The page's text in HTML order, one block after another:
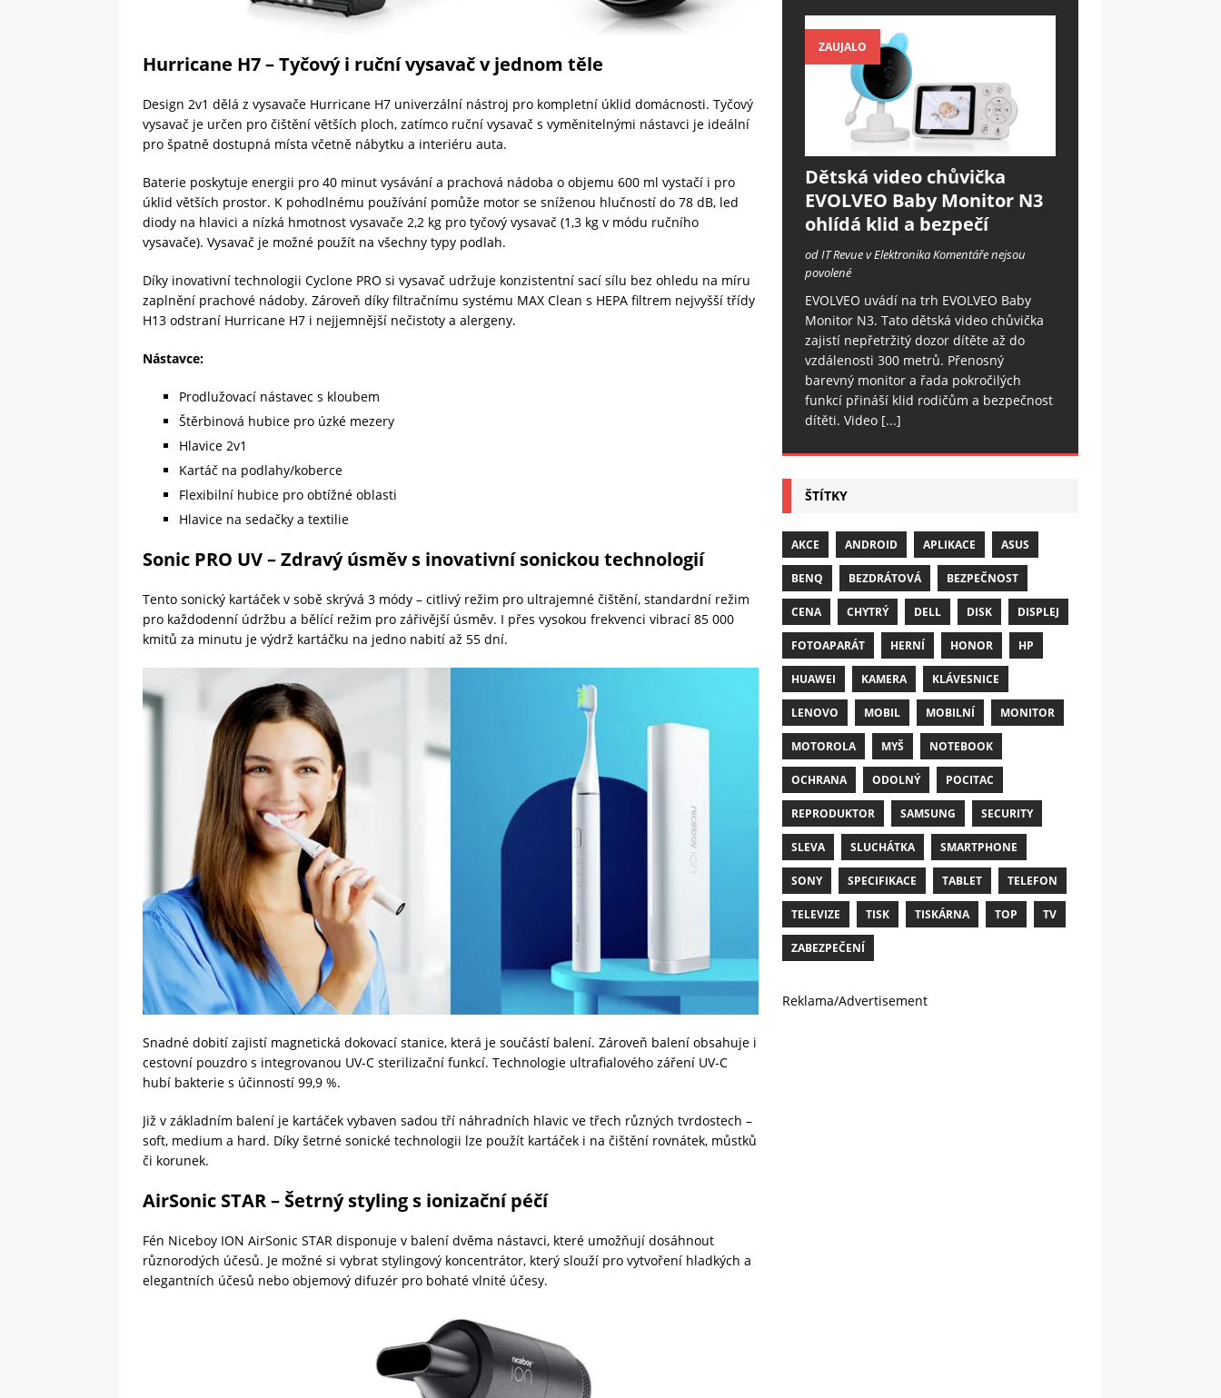
Hurricane H7 – Tyčový i ruční vysavač v jednom těle
Design 2v1 dělá z vysavače Hurricane H7 univerzální nástroj pro kompletní úklid domácnosti. Tyčový
vysavač je určen pro čištění větších ploch, zatímco ruční vysavač s vyměnitelnými nástavci je ideální
pro špatně dostupná místa včetně nábytku a interiéru auta.
Baterie poskytuje energii pro 40 minut vysávání a prachová nádoba o objemu 600 ml vystačí i pro
úklid větších prostor. K pohodlnému používání pomůže motor se sníženou hlučností do 78 dB, led
diody na hlavici a nízká hmotnost vysavače 2,2 kg pro tyčový vysavač (1,3 kg v módu ručního
vysavače). Vysavač je možné použít na všechny typy podlah.
Díky inovativní technologii Cyclone PRO si vysavač udržuje konzistentní sací sílu bez ohledu na míru
zaplnění prachové nádoby. Zároveň díky filtračnímu systému MAX Clean s HEPA filtrem nejvyšší třídy
H13 odstraní Hurricane H7 i nejjemnější nečistoty a alergeny.
Nástavce:
Prodlužovací nástavec s kloubem
Štěrbinová hubice pro úzké mezery
Hlavice 2v1
Kartáč na podlahy/koberce
Flexibilní hubice pro obtížné oblasti
Hlavice na sedačky a textilie
Sonic PRO UV – Zdravý úsměv s inovativní sonickou technologií
Tento sonický kartáček v sobě skrývá 3 módy – citlivý režim pro ultrajemné čištění, standardní režim
pro každodenní údržbu a bělící režim pro zářivější úsměv. I přes vysokou frekvenci vibrací 85 000
kmitů za minutu je výdrž kartáčku na jedno nabití až 55 dní.
Snadné dobití zajistí magnetická dokovací stanice, která je součástí balení. Zároveň balení obsahuje i
cestovní pouzdro s integrovanou UV-C sterilizační funkcí. Technologie ultrafialového záření UV-C
hubí bakterie s účinností 99,9 %.
Již v základním balení je kartáček vybaven sadou tří náhradních hlavic ve třech různých tvrdostech –
soft, medium a hard. Díky šetrné sonické technologii lze použít kartáček i na čištění rovnátek, můstků
či korunek.
AirSonic STAR – Šetrný styling s ionizační péčí
Fén Niceboy ION AirSonic STAR disponuje v balení dvěma nástavci, které umožňují dosáhnout
různorodých účesů. Je možné si vybrat stylingový koncentrátor, který slouží pro vytvoření hladkých a
elegantních účesů nebo objemový difuzér pro bohaté vlnité účesy.
ZAUJALO
Dětská video chůvička
EVOLVEO Baby Monitor N3
ohlídá klid a bezpečí
od IT Revue v ElektronikaKomentáře nejsou
povolené
EVOLVEO uvádí na trh EVOLVEO Baby
Monitor N3. Tato dětská video chůvička
zajistí nepřetržitý dozor dítěte až do
vzdálenosti 300 metrů. Přenosný
barevný monitor a řada pokročilých
funkcí přináší klid rodičům a bezpečnost
dítěti. Video [...]
ŠTÍTKY
AKCE ANDROID APLIKACE ASUS
BENQ BEZDRÁTOVÁ BEZPEČNOST
CENA CHYTRÝ DELL DISK DISPLEJ
FOTOAPARÁT HERNÍ HONOR HP
HUAWEI KAMERA KLÁVESNICE
LENOVO MOBIL MOBILNÍ MONITOR
MOTOROLA MYŠ NOTEBOOK
OCHRANA ODOLNÝ POCITAC
REPRODUKTOR SAMSUNG SECURITY
SLEVA SLUCHÁTKA SMARTPHONE
SONY SPECIFIKACE TABLET TELEFON
TELEVIZE TISK TISKÁRNA TOP TV
ZABEZPEČENÍ
Reklama/Advertisement